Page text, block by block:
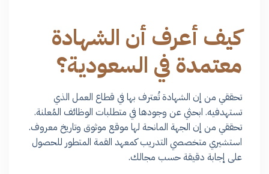
كيف أعرف أن الشهادة
معتمدة في السعودية؟
تحققي من إن الشهادة تُعترف بها في قطاع العمل الذي
تستهدفيه. ابحثي عن وجودها في متطلبات الوظائف المُعلنة.
تحققي من إن الجهة المانحة لها موقع موثوق وتاريخ معروف.
استشيري متخصصي التدريب كمعهد القمة المتطور للحصول
على إجابة دقيقة حسب مجالك.